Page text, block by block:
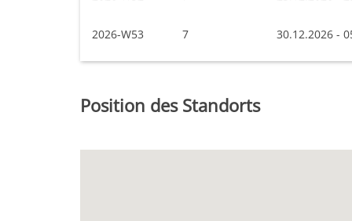
2026-W53 7 30.12.2026 -
Position des Standorts